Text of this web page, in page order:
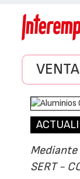
Mediante
SERT -